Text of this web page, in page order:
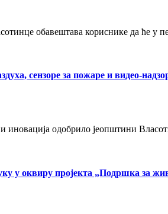
обавештава кориснике да ће у
сензоре за пожаре и видео-
иновација одобрило јеопштини
у оквиру пројекта „Подршка за